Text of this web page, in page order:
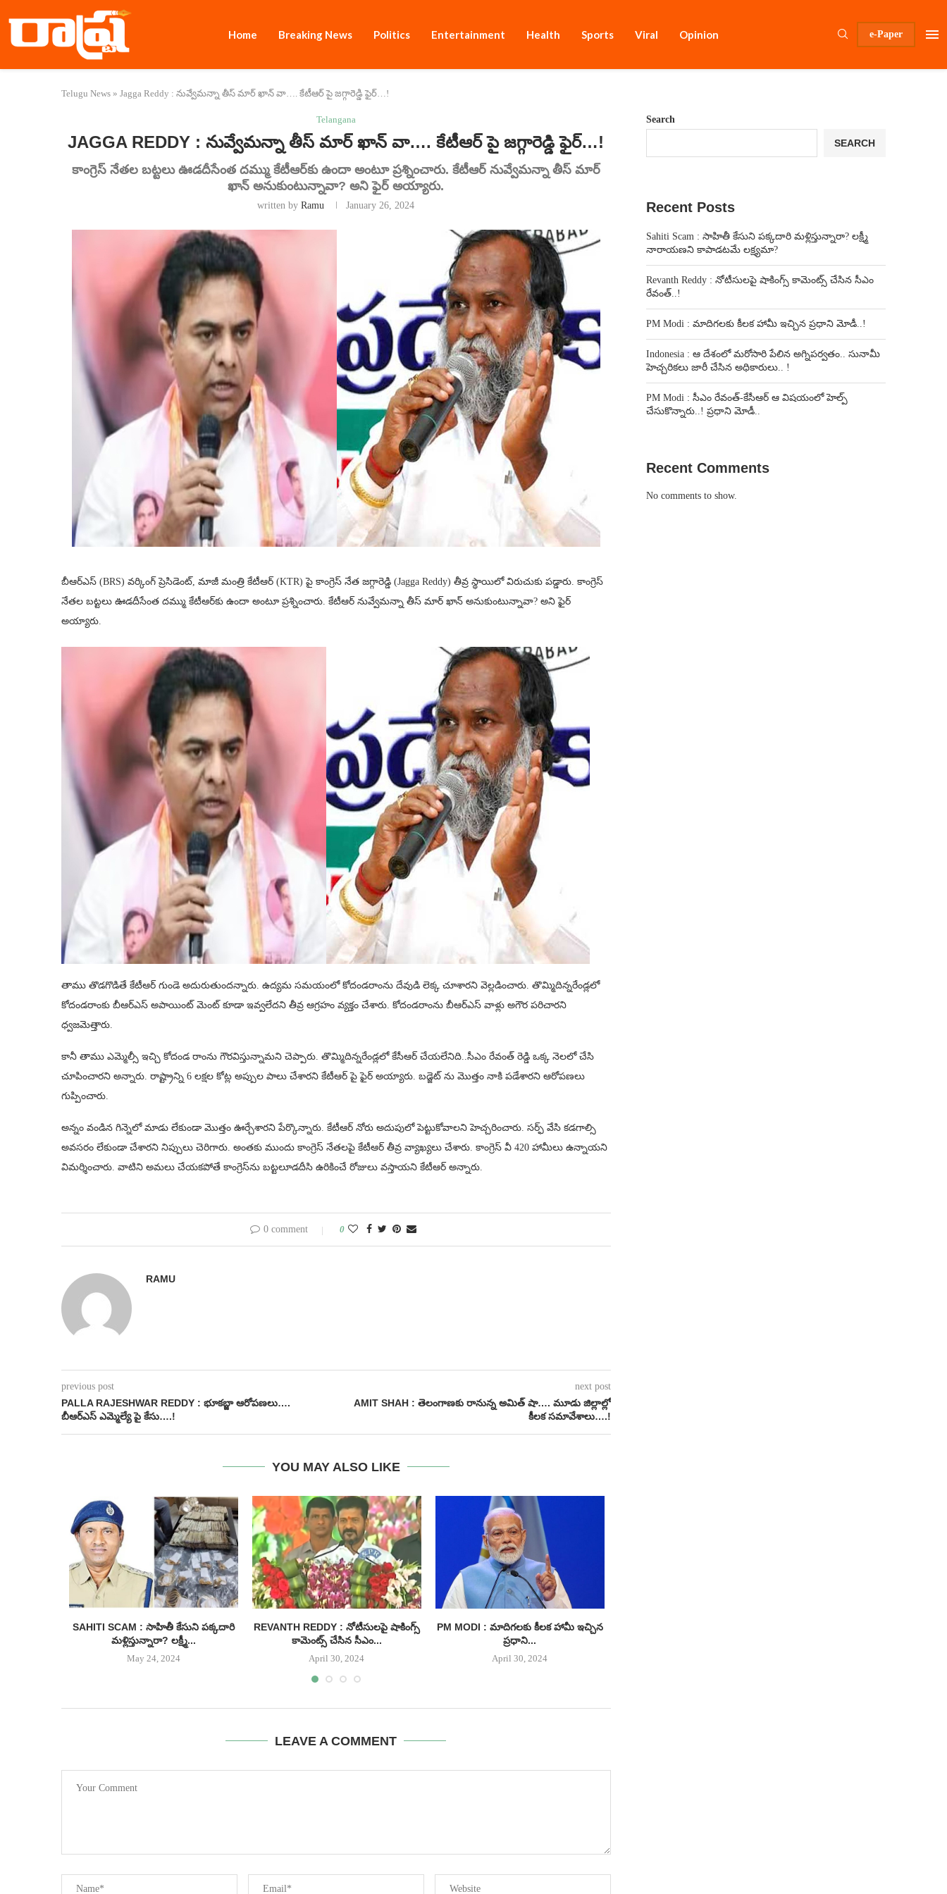
Home Breaking News Politics Entertainment Health Sports Viral Opinion e-Paper
Telugu News » Jagga Reddy : నువ్వేమన్నా తీస్ మార్ ఖాన్ వా…. కేటీఆర్ పై జగ్గారెడ్డి ఫైర్…!
Telangana
JAGGA REDDY : నువ్వేమన్నా తీస్ మార్ ఖాన్ వా…. కేటీఆర్ పై జగ్గారెడ్డి ఫైర్…!
కాంగ్రెస్ నేతల బట్టలు ఊడదీసేంత దమ్ము కేటీఆర్‌కు ఉందా అంటూ ప్రశ్నించారు. కేటీఆర్ నువ్వేమన్నా తీస్ మార్
ఖాన్ అనుకుంటున్నావా? అని ఫైర్ అయ్యారు.
written byRamu January 26, 2024
బీఆర్ఎస్ (BRS) వర్కింగ్ ప్రెసిడెంట్, మాజీ మంత్రి కేటీఆర్ (KTR) పై కాంగ్రెస్ నేత జగ్గారెడ్డి (Jagga Reddy) తీవ్ర స్థాయిలో విరుచుకు పడ్డారు. కాంగ్రెస్
నేతల బట్టలు ఊడదీసేంత దమ్ము కేటీఆర్‌కు ఉందా అంటూ ప్రశ్నించారు. కేటీఆర్ నువ్వేమన్నా తీస్ మార్ ఖాన్ అనుకుంటున్నావా? అని ఫైర్
అయ్యారు.
తాము తొడగొడితే కేటీఆర్ గుండె అదురుతుందన్నారు. ఉద్యమ సమయంలో కోదండరాంను దేవుడి లెక్క చూశారని వెల్లడించారు. తొమ్మిదిన్నరేండ్లలో
కోదండరాంకు బీఆర్ఎస్ అపాయింట్ మెంట్ కూడా ఇవ్వలేదని తీవ్ర ఆగ్రహం వ్యక్తం చేశారు. కోదండరాంను బీఆర్ఎస్ వాళ్లు అగౌర పరిచారని
ధ్వజమెత్తారు.
కానీ తాము ఎమ్మెల్సీ ఇచ్చి కోదండ రాంను గౌరవిస్తున్నామని చెప్పారు. తొమ్మిదిన్నరేండ్లలో కేసీఆర్ చేయలేనిది..సీఎం రేవంత్ రెడ్డి ఒక్క నెలలో చేసి
చూపించారని అన్నారు. రాష్ట్రాన్ని 6 లక్షల కోట్ల అప్పుల పాలు చేశారని కేటీఆర్ పై ఫైర్ అయ్యారు. బడ్జెట్ ను మొత్తం నాకి పడేశారని ఆరోపణలు
గుప్పించారు.
అన్నం వండిన గిన్నెలో మాడు లేకుండా మొత్తం ఊర్చేశారని పేర్కొన్నారు. కేటీఆర్ నోరు అదుపులో పెట్టుకోవాలని హెచ్చరించారు. సర్ఫ్ వేసి కడగాల్సి
అవసరం లేకుండా చేశారని నిప్పులు చెరిగారు. అంతకు ముందు కాంగ్రెస్ నేతలపై కేటీఆర్ తీవ్ర వ్యాఖ్యలు చేశారు. కాంగ్రెస్ వీ 420 హామీలు ఉన్నాయని
విమర్శించారు. వాటిని అమలు చేయకపోతే కాంగ్రెస్‌ను బట్టలూడదీసి ఉరికించే రోజులు వస్తాయని కేటీఆర్ అన్నారు.
0 comment 0
RAMU
previous post
PALLA RAJESHWAR REDDY : భూకబ్జా ఆరోపణలు….
బీఆర్ఎస్ ఎమ్మెల్యే పై కేసు….!
next post
AMIT SHAH : తెలంగాణకు రానున్న అమిత్ షా…. మూడు జిల్లాల్లో
కీలక సమావేశాలు….!
YOU MAY ALSO LIKE
SAHITI SCAM : సాహితీ కేసుని పక్కదారి
మళ్లిస్తున్నారా? లక్ష్మీ...
May 24, 2024
REVANTH REDDY : నోటీసులపై షాకింగ్స్
కామెంట్స్ చేసిన సీఎం...
April 30, 2024
PM MODI : మాదిగలకు కీలక హామీ ఇచ్చిన
ప్రధాని...
April 30, 2024
LEAVE A COMMENT
Search
SEARCH
Recent Posts
Sahiti Scam : సాహితీ కేసుని పక్కదారి మళ్లిస్తున్నారా? లక్ష్మీ
నారాయణని కాపాడటమే లక్ష్యమా?
Revanth Reddy : నోటీసులపై షాకింగ్స్ కామెంట్స్ చేసిన సీఎం
రేవంత్..!
PM Modi : మాదిగలకు కీలక హామీ ఇచ్చిన ప్రధాని మోడీ..!
Indonesia : ఆ దేశంలో మరోసారి పేలిన అగ్నిపర్వతం.. సునామీ
హెచ్చరికలు జారీ చేసిన అధికారులు.. !
PM Modi : సీఎం రేవంత్-కేసీఆర్ ఆ విషయంలో హెల్ప్
చేసుకొన్నారు..! ప్రధాని మోడీ..
Recent Comments
No comments to show.